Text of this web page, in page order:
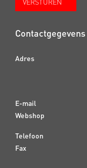
Contactgegevens
Adres
E-mail
Webshop
Telefoon
Fax